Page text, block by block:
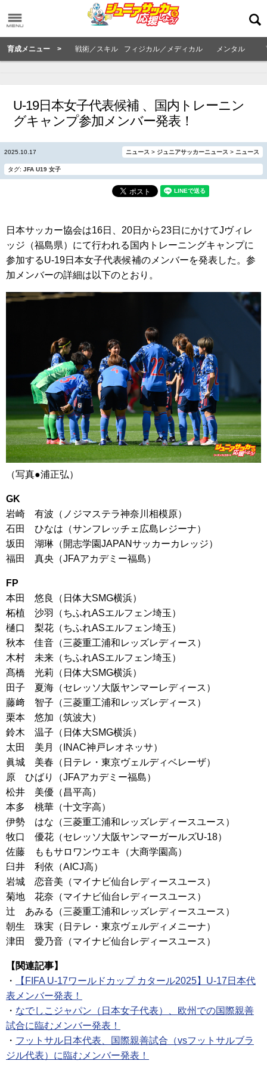
育成メニュー > 戦術／スキル フィジカル／メディカル メンタル
U-19日本女子代表候補 、国内トレーニン
グキャンプ参加メンバー発表！
2025.10.17 ニュース > ジュニアサッカーニュース > ニュース
タグ: JFA U19 女子
日本サッカー協会は16日、20日から23日にかけてJヴィレ
ッジ（福島県）にて行われる国内トレーニングキャンプに
参加するU-19日本女子代表候補のメンバーを発表した。参
加メンバーの詳細は以下のとおり。
（写真●浦正弘）
GK
岩崎 有波（ノジマステラ神奈川相模原）
石田 ひなは（サンフレッチェ広島レジーナ）
坂田 湖琳（開志学園JAPANサッカーカレッジ）
福田 真央（JFAアカデミー福島）
FP
本田 悠良（日体大SMG横浜）
柘植 沙羽（ちふれASエルフェン埼玉）
樋口 梨花（ちふれASエルフェン埼玉）
秋本 佳音（三菱重工浦和レッズレディース）
木村 未来（ちふれASエルフェン埼玉）
髙橋 光莉（日体大SMG横浜）
田子 夏海（セレッソ大阪ヤンマーレディース）
藤﨑 智子（三菱重工浦和レッズレディース）
栗本 悠加（筑波大）
鈴木 温子（日体大SMG横浜）
太田 美月（INAC神戸レオネッサ）
眞城 美春（日テレ・東京ヴェルディベレーザ）
原 ひばり（JFAアカデミー福島）
松井 美優（昌平高）
本多 桃華（十文字高）
伊勢 はな（三菱重工浦和レッズレディースユース）
牧口 優花（セレッソ大阪ヤンマーガールズU-18）
佐藤 ももサロワンウエキ（大商学園高）
臼井 利依（AICJ高）
岩城 恋音美（マイナビ仙台レディースユース）
菊地 花奈（マイナビ仙台レディースユース）
辻 あみる（三菱重工浦和レッズレディースユース）
朝生 珠実（日テレ・東京ヴェルディメニーナ）
津田 愛乃音（マイナビ仙台レディースユース）
【関連記事】
・
【FIFA U-17ワールドカップ カタール2025】U-17日本代
表メンバー発表！
・ なでしこジャパン（日本女子代表）、欧州での国際親善
試合に臨むメンバー発表！
・ フットサル日本代表、国際親善試合（vsフットサルブラ
ジル代表）に臨むメンバー発表！